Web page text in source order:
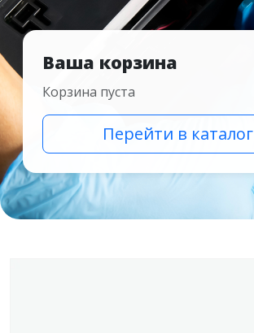
Ваша корзина
Корзина пуста
Перейти в каталог